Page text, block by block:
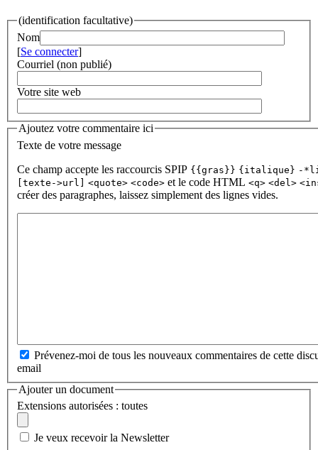
(identification facultative)
Nom
[Se connecter]
Courriel (non publié)
Votre site web
Ajoutez votre commentaire ici
Texte de votre message
Ce champ accepte les raccourcis SPIP {{gras}} {italique} -
[texte->url] <quote> <code> et le code HTML <q> <del>
créer des paragraphes, laissez simplement des lignes vides.
Prévenez-moi de tous les nouveaux commentaires de cette
email
Ajouter un document
Extensions autorisées : toutes
Je veux recevoir la Newsletter